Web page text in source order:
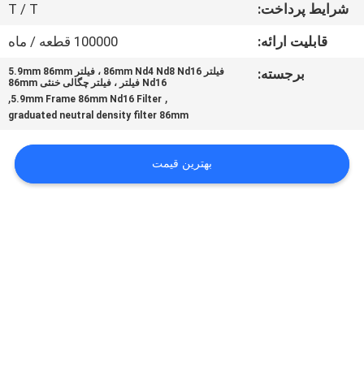
درخواست
نقل
شرایط پرداخت:
T / T
قابلیت ارائه:
100000 قطعه / ماه
برجسته:
فیلتر 86mm Nd4 Nd8 Nd16 ، فیلتر 5.9mm 86mm
Nd16 فیلتر ، فیلتر چگالی خنثی 86mm
,
5.9mm Frame 86mm Nd16 Filter
,
graduated neutral density filter 86mm
بهترین قیمت